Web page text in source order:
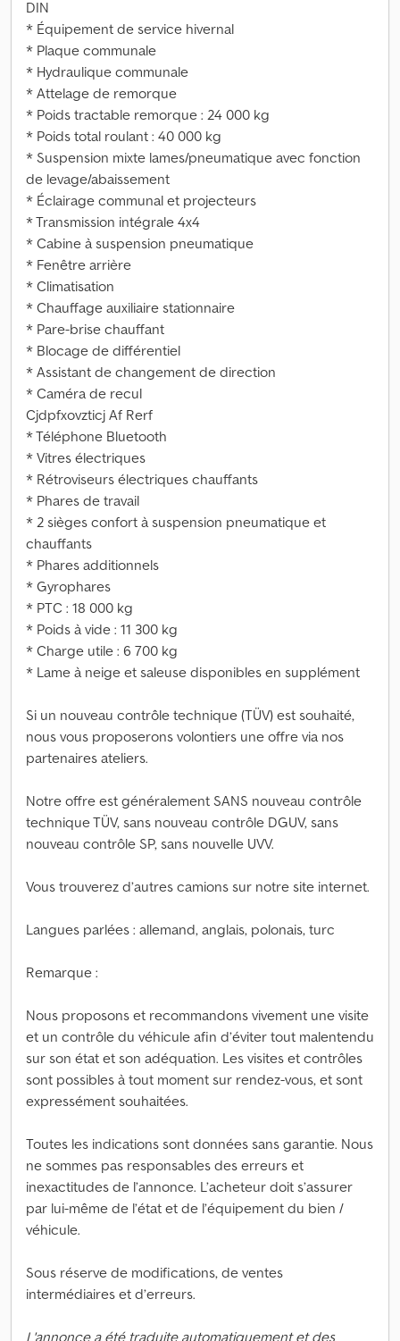
DIN
* Équipement de service hivernal
* Plaque communale
* Hydraulique communale
* Attelage de remorque
* Poids tractable remorque : 24 000 kg
* Poids total roulant : 40 000 kg
* Suspension mixte lames/pneumatique avec fonction
de levage/abaissement
* Éclairage communal et projecteurs
* Transmission intégrale 4x4
* Cabine à suspension pneumatique
* Fenêtre arrière
* Climatisation
* Chauffage auxiliaire stationnaire
* Pare-brise chauffant
* Blocage de différentiel
* Assistant de changement de direction
* Caméra de recul
Cjdpfxovzticj Af Rerf
* Téléphone Bluetooth
* Vitres électriques
* Rétroviseurs électriques chauffants
* Phares de travail
* 2 sièges confort à suspension pneumatique et
chauffants
* Phares additionnels
* Gyrophares
* PTC : 18 000 kg
* Poids à vide : 11 300 kg
* Charge utile : 6 700 kg
* Lame à neige et saleuse disponibles en supplément
Si un nouveau contrôle technique (TÜV) est souhaité,
nous vous proposerons volontiers une offre via nos
partenaires ateliers.
Notre offre est généralement SANS nouveau contrôle
technique TÜV, sans nouveau contrôle DGUV, sans
nouveau contrôle SP, sans nouvelle UVV.
Vous trouverez d’autres camions sur notre site internet.
Langues parlées : allemand, anglais, polonais, turc
Remarque :
Nous proposons et recommandons vivement une visite
et un contrôle du véhicule afin d’éviter tout malentendu
sur son état et son adéquation. Les visites et contrôles
sont possibles à tout moment sur rendez-vous, et sont
expressément souhaitées.
Toutes les indications sont données sans garantie. Nous
ne sommes pas responsables des erreurs et
inexactitudes de l’annonce. L’acheteur doit s’assurer
par lui-même de l’état et de l’équipement du bien /
véhicule.
Sous réserve de modifications, de ventes
intermédiaires et d’erreurs.
L'annonce a été traduite automatiquement et des